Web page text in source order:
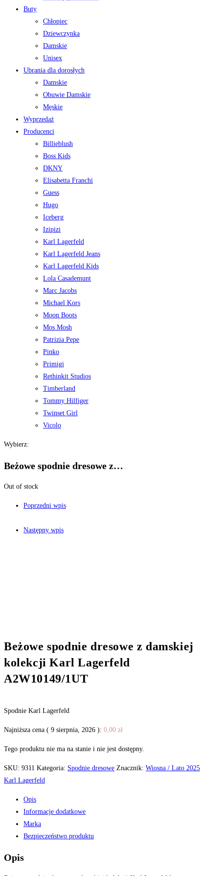
Buty
Chłopiec
Dziewczynka
Damskie
Unisex
Ubrania dla dorosłych
Damskie
Obuwie Damskie
Męskie
Wyprzedaż
Producenci
Billieblush
Boss Kids
DKNY
Elisabetta Franchi
Guess
Hugo
Iceberg
Izipizi
Karl Lagerfeld
Karl Lagerfeld Jeans
Karl Lagerfeld Kids
Lola Casademunt
Marc Jacobs
Michael Kors
Moon Boots
Mos Mosh
Patrizia Pepe
Pinko
Primigi
Rethinkit Studios
Timberland
Tommy Hilfiger
Twinset Girl
Vicolo
Wybierz:
Beżowe spodnie dresowe z…
Out of stock
Poprzedni wpis
Następny wpis
Beżowe spodnie dresowe z damskiej
kolekcji Karl Lagerfeld
A2W10149/1UT
Spodnie Karl Lagerfeld
Najniższa cena ( 9 sierpnia, 2026 ): 0,00 zł
Tego produktu nie ma na stanie i nie jest dostępny.
SKU: 9311 Kategoria: Spodnie dresowe Znacznik: Wiosna / Lato 2025
Karl Lagerfeld
Opis
Informacje dodatkowe
Marka
Bezpieczeństwo produktu
Opis